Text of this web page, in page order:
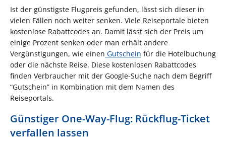
Ist der günstigste Flugpreis gefunden, lässt sich dieser in
vielen Fällen noch weiter senken. Viele Reiseportale bieten
kostenlose Rabattcodes an. Damit lässt sich der Preis um
einige Prozent senken oder man erhält andere
Vergünstigungen, wie einen Gutschein für die Hotelbuchung
oder die nächste Reise. Diese kostenlosen Rabattcodes
finden Verbraucher mit der Google-Suche nach dem Begriff
“Gutschein” in Kombination mit dem Namen des
Reiseportals.
Günstiger One-Way-Flug: Rückflug-Ticket
verfallen lassen